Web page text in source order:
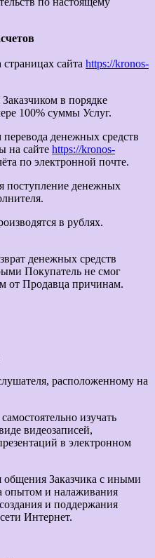
сайта https://kronos-
в порядке
100% суммы Услуг.
денежных средств
на сайте https://kronos-
по электронной почте.
поступление денежных
в рублях.
денежных средств
Покупатель не смог
от Продавца причинам.
расположенному на
изучать
видеозаписей,
в электронном
общения Заказчика с иными
опытом и налаживания
и поддержания
Интернет.